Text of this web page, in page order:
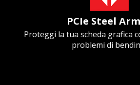
PCIe Steel
Proteggi la tua scheda grafica
problemi di